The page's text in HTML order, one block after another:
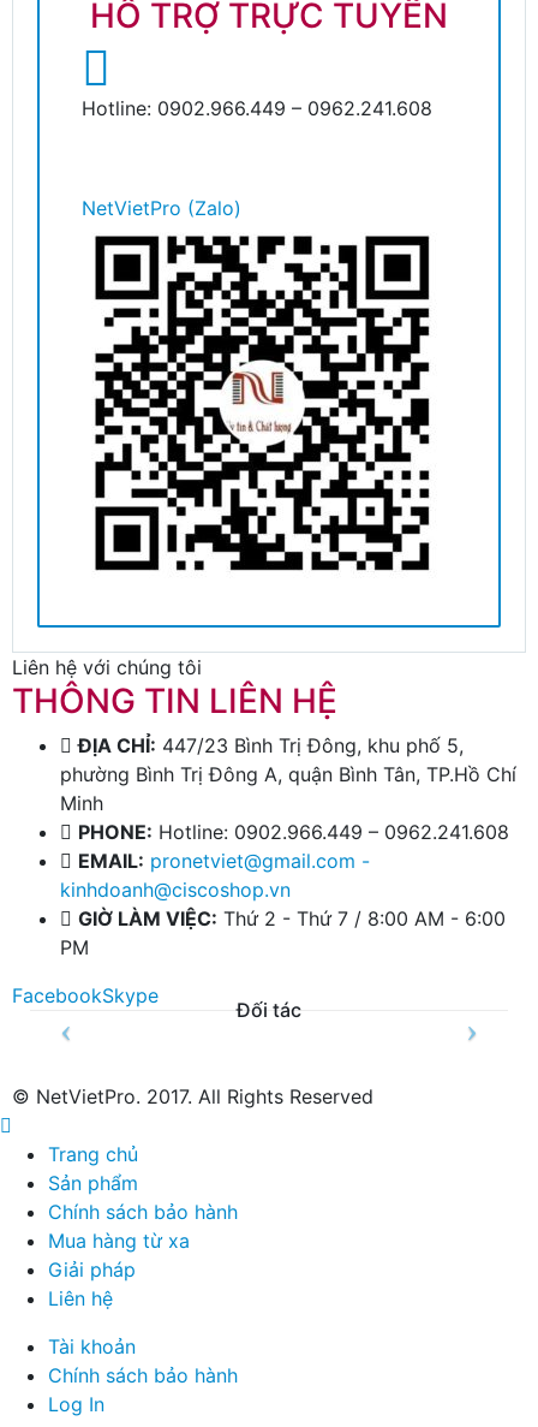
HỖ TRỢ TRỰC TUYẾN
Hotline: 0902.966.449 – 0962.241.608
NetVietPro (Zalo)
Liên hệ với chúng tôi
THÔNG TIN LIÊN HỆ
ĐỊA CHỈ: 447/23 Bình Trị Đông, khu phố 5,
phường Bình Trị Đông A, quận Bình Tân, TP.Hồ Chí
Minh
PHONE: Hotline: 0902.966.449 – 0962.241.608
EMAIL: pronetviet@gmail.com -
kinhdoanh@ciscoshop.vn
GIỜ LÀM VIỆC: Thứ 2 - Thứ 7 / 8:00 AM - 6:00
PM
FacebookSkype
Đối tác
© NetVietPro. 2017. All Rights Reserved
Trang chủ
Sản phẩm
Chính sách bảo hành
Mua hàng từ xa
Giải pháp
Liên hệ
Tài khoản
Chính sách bảo hành
Log In